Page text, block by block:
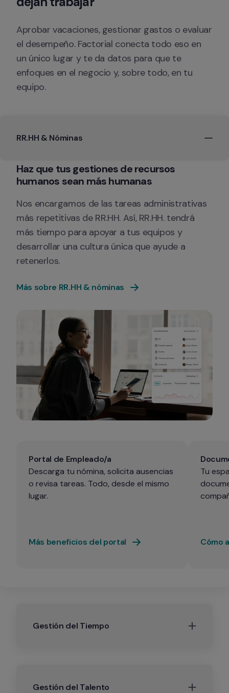
Aprobar vacaciones, gestionar gastos o evaluar
el desempeño. Factorial conecta todo eso en
un único lugar y te da datos para que te
enfoques en el negocio y, sobre todo, en tu
equipo.
RR.HH & Nóminas
Haz que tus gestiones de recursos
humanos sean más humanas
Nos encargamos de las tareas administrativas
más repetitivas de RR.HH. Así, RR.HH. tendrá
más tiempo para apoyar a tus equipos y
desarrollar una cultura única que ayude a
retenerlos.
Más sobre RR.HH & nóminas
Portal de Empleado/a
Descarga tu nómina, solicita ausencias
o revisa tareas. Todo, desde el mismo
lugar.
Más beneficios del portal
Tu
Cómo
Gestión del Tiempo
Gestión del Talento